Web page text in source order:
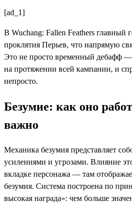
[ad_1]
В Wuchang: Fallen Feathers главный
проклятия Перьев, что напрямую
Это не просто временный дебафф —
на протяжении всей кампании, и
непросто.
Безумие: как оно
важно
Механика безумия представляет
усилениями и угрозами. Влияние
вкладке персонажа — там
безумия. Система построена по
высокая награда»: чем больше